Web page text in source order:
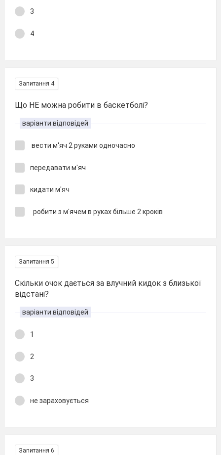
3
4
Запитання 4
Що НЕ можна робити в баскетболі?
варіанти відповідей
вести м'яч 2 руками одночасно
передавати м'яч
кидати м'яч
робити з м'ячем в руках більше 2 кроків
Запитання 5
Скільки очок дається за влучний кидок з близької
відстані?
варіанти відповідей
1
2
3
не зараховується
Запитання 6